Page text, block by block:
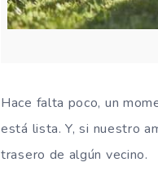
Hace falta poco, un
está lista. Y, si nuestro
trasero de algún vecino.